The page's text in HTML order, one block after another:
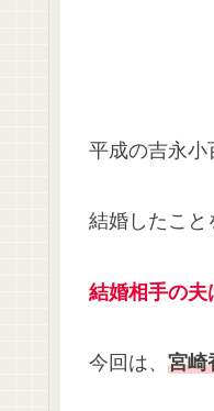
平成の吉永小
結婚したこと
結婚相手の夫
今回は、 宮崎